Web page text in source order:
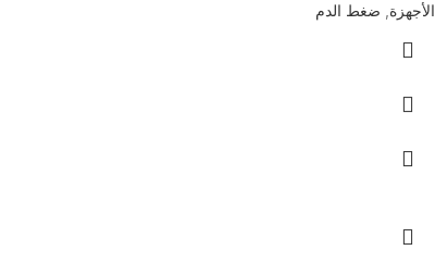
الأجهزة ضغط الدم